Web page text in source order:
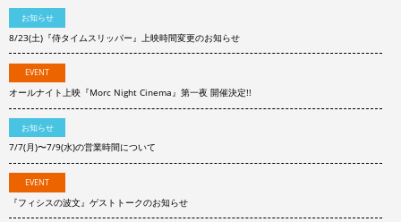
お知らせ
8/23(土)『侍タイムスリッパー』上映時間変更のお知らせ
EVENT
オールナイト上映『Morc Night Cinema』第一夜 開催決定!!
お知らせ
7/7(月)〜7/9(水)の営業時間について
EVENT
『フィシスの波文』ゲストトークのお知らせ